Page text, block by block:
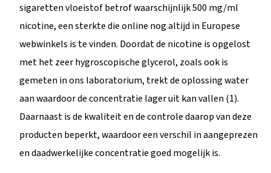
sigaretten vloeistof betrof waarschijnlijk 500 mg/ml
nicotine, een sterkte die online nog altijd in Europese
webwinkels is te vinden. Doordat de nicotine is opgelost
met het zeer hygroscopische glycerol, zoals ook is
gemeten in ons laboratorium, trekt de oplossing water
aan waardoor de concentratie lager uit kan vallen (1).
Daarnaast is de kwaliteit en de controle daarop van deze
producten beperkt, waardoor een verschil in aangeprezen
en daadwerkelijke concentratie goed mogelijk is.